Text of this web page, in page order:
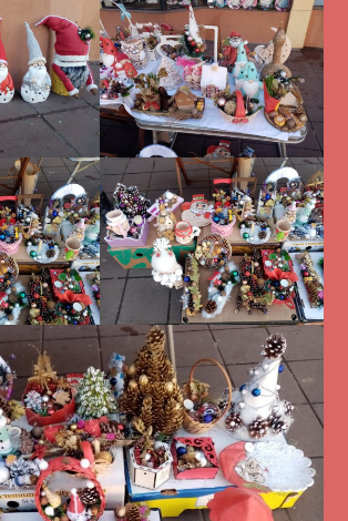
MEDALJE ZA TOPLIČANIN NA MEĐUNARODNOJ
SCENI!
4 months ago
“ИМА РУПА ДА ПРОПАДНЕШ”
4 months ago
Karatisti Topličanina osvojili 24 medalje na
Prvenstvu regiona u Jagodini
5 months ago
ОБАВЕШТЕЊЕ
5 months ago
Specijalna projekcija filma „Sportsko srce“ uz
gostovanje glumačke ekipe u Cineplexx Niš
bioskopu. Petak, 13, mart od 19.30 časova
5 months ago